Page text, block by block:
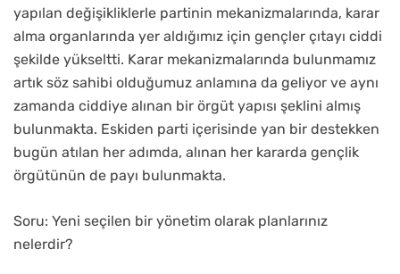
yapılan değişikliklerle partinin mekanizmalarında, karar
alma organlarında yer aldığımız için gençler çıtayı ciddi
şekilde yükseltti. Karar mekanizmalarında bulunmamız
artık söz sahibi olduğumuz anlamına da geliyor ve aynı
zamanda ciddiye alınan bir örgüt yapısı şeklini almış
bulunmakta. Eskiden parti içerisinde yan bir destekken
bugün atılan her adımda, alınan her kararda gençlik
örgütünün de payı bulunmakta.
Soru: Yeni seçilen bir yönetim olarak planlarınız
nelerdir?